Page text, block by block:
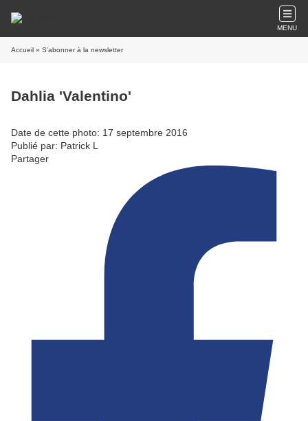
MENU
Accueil » S'abonner à la newsletter
Dahlia 'Valentino'
Date de cette photo: 17 septembre 2016
Publié par: Patrick L
Partager